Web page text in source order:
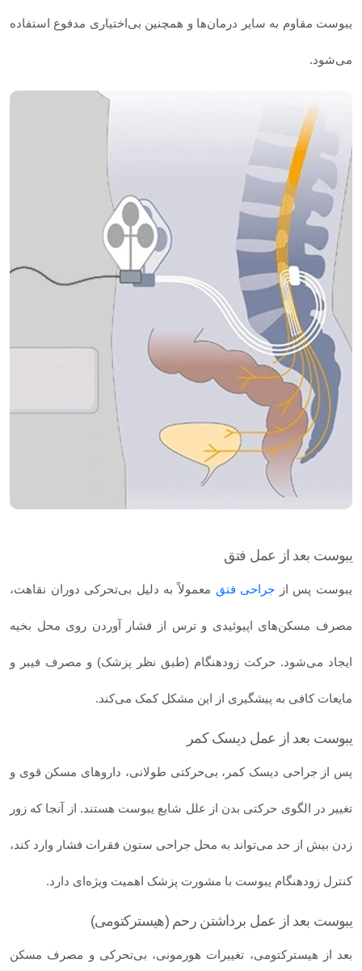
یبوست مقاوم به سایر درمان‌ها و همچنین بی‌اختیاری مدفوع استفاده
می‌شود.
یبوست بعد از عمل فتق
یبوست پس از جراحی فتق معمولاً به دلیل بی‌تحرکی دوران نقاهت،
مصرف مسکن‌های اپیوئیدی و ترس از فشار آوردن روی محل بخیه
ایجاد می‌شود. حرکت زودهنگام (طبق نظر پزشک) و مصرف فیبر و
مایعات کافی به پیشگیری از این مشکل کمک می‌کند.
یبوست بعد از عمل دیسک کمر
پس از جراحی دیسک کمر، بی‌حرکتی طولانی، داروهای مسکن قوی و
تغییر در الگوی حرکتی بدن از علل شایع یبوست هستند. از آنجا که زور
زدن بیش از حد می‌تواند به محل جراحی ستون فقرات فشار وارد کند،
کنترل زودهنگام یبوست با مشورت پزشک اهمیت ویژه‌ای دارد.
یبوست بعد از عمل برداشتن رحم (هیسترکتومی)
بعد از هیسترکتومی، تغییرات هورمونی، بی‌تحرکی و مصرف مسکن